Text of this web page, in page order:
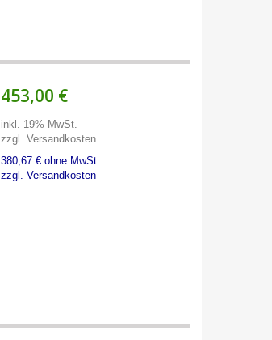
453,00 €
inkl. 19% MwSt.
zzgl. Versandkosten
380,67 € ohne MwSt.
zzgl. Versandkosten